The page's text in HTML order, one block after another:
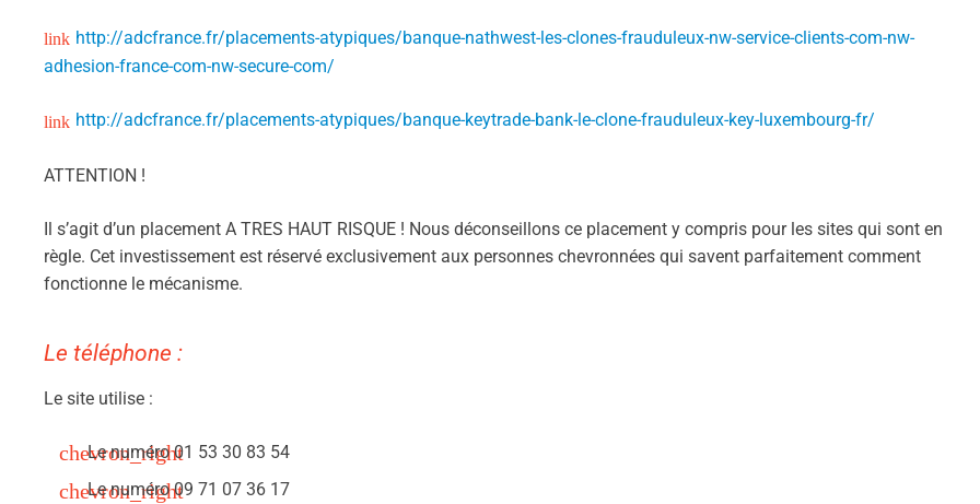
http://adcfrance.fr/placements-atypiques/banque-nathwest-les-clones-frauduleux-nw-service-clients-com-nw-
adhesion-france-com-nw-secure-com/
http://adcfrance.fr/placements-atypiques/banque-keytrade-bank-le-clone-frauduleux-key-luxembourg-fr/
ATTENTION !
Il s’agit d’un placement A TRES HAUT RISQUE ! Nous déconseillons ce placement y compris pour les sites qui sont en
règle. Cet investissement est réservé exclusivement aux personnes chevronnées qui savent parfaitement comment
fonctionne le mécanisme.
Le téléphone :
Le site utilise :
Le numéro 01 53 30 83 54
Le numéro 09 71 07 36 17